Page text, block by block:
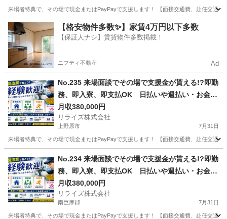
来場者特典で、その場で現金またはPayPayで支援します！ 【面接交通費、赴任交通
山梨 韮崎市 その他 業務
【格安物件多数✨】家賃4万円以下多数
【保証人ナシ】賃貸物件多数掲載！
ニフティ不動産 Ad
No.235 来場面談でその場で支援金が貰える!?即勤
務、即入寮、即支払OK 日払いや週払い・お金住
む場所に困ってる方必見の案件です！簡単な電子
部品の製造・加工のお仕事♪
月収380,000円
リライズ株式会社
上野原市 7月31日
来場者特典で、その場で現金またはPayPayで支援します！ 【面接交通費、赴任交通
業務
No.234 来場面談でその場で支援金が貰える!?即勤
務、即入寮、即支払OK 日払いや週払い・お金住
む場所に困ってる方必見の案件です！簡単な電子
部品の製造・加工のお仕事♪
月収380,000円
リライズ株式会社
南巨摩郡 7月31日
来場者特典で、その場で現金またはPayPayで支援します！ 【面接交通費、赴任交通